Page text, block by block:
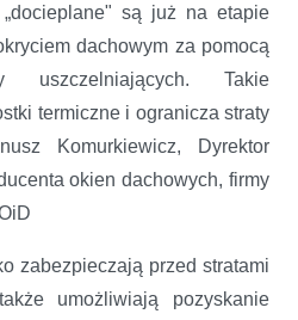
są już na etapie
dachowym za pomocą
uszczelniających. Takie
termiczne i ogranicza straty
Komurkiewicz, Dyrektor
okien dachowych, firmy
zabezpieczają przed stratami
umożliwiają pozyskanie